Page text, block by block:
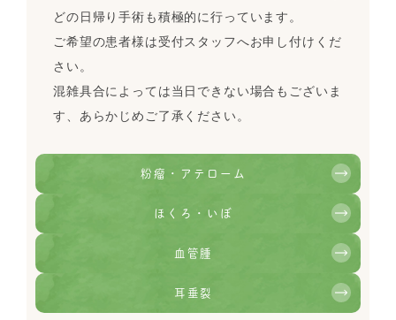
どの日帰り手術も積極的に行っています。
ご希望の患者様は受付スタッフへお申し付けくだ
さい。
混雑具合によっては当日できない場合もございま
す、あらかじめご了承ください。
粉瘤・アテローム
ほくろ・いぼ
血管腫
耳垂裂